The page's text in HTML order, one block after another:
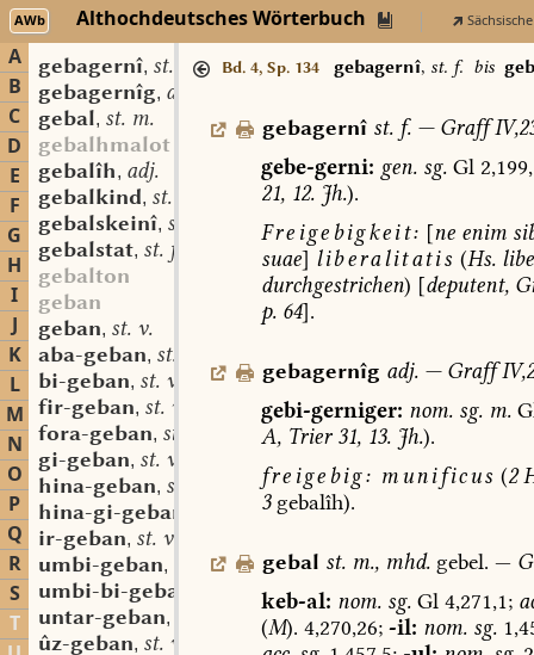
AWb Althochdeutsches Wörterbuch
A
B
C
D
E
F
G
H
I
J
K
L
M
N
O
P
Q
R
S
T
gebagernî, st. f.
gebagernîg, adj.
gebal, st. m.
gebalhmalot
gebalîh, adj.
gebalkind, st. n.
gebalskeinî, st. f.
gebalstat, st. f.
gebalton
geban
geban, st. v.
aba-geban, st. v.
bi-geban, st. v.
fir-geban, st. v.
fora-geban, st. v.
gi-geban, st. v.
hina-geban, st. v.
hina-gi-geban
ir-geban, st. v.
umbi-geban,
st. v.
umbi-bi-geban
untar-geban,
ûz-geban, st. v.
Bd. 4, Sp. 134 gebagernî, st. f. bis
gebagernî st. f. —Graff
gebe-gerni: gen.sg.Gl
21, 12.Jh.).
Freigebigkeit: [ne enim
suae] liberalitatis (Hs.
durchgestrichen) [deputent,
p.64].
gebagernîg adj. —Graff
gebi-gerniger: nom.sg.m.
A, Trier31,13.Jh.).
freigebig: munificus (2
3 gebalîh).
gebal st. m., mhd. gebel. —
keb-al: nom.sg.Gl4,271,1;
(M). 4,270,26; -il: nom.sg.